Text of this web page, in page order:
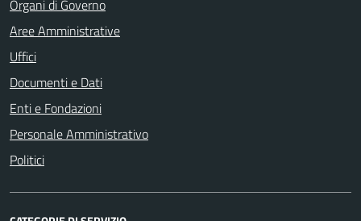
Organi di Governo
Aree Amministrative
Uffici
Documenti e Dati
Enti e Fondazioni
Personale Amministrativo
Politici